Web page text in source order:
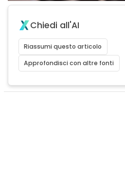
Chiedi all'AI
Riassumi questo articolo
Approfondisci con altre fonti